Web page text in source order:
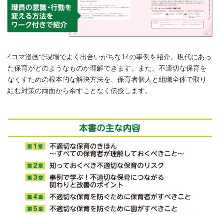
4コマ漫画で現場でよく出合いがちな14の事例を紹介。現代にあっ
た保育がどのようなものか理解できます。また、不適切な保育を
なくすための根本的な解決方法を、保育者個人と組織全体で取り
組む対策の両面から余すことなく伝授します。